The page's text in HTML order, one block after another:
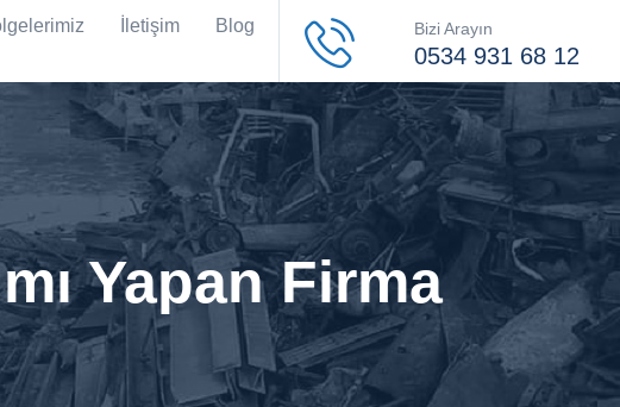
İletişim Blog Bizi Arayın
0534 931 68 12
Yapan Firma